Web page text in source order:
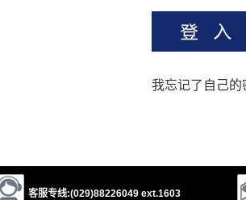
我忘记了自己的
客服专线:(029)88226049 ext.1603